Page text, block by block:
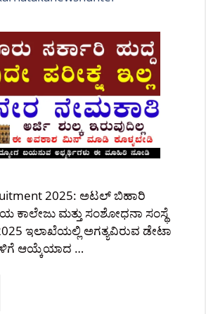
2025: ಅಟಲ್ ಬಿಹಾರಿ
ಕಾಲೇಜು ಮತ್ತು ಸಂಶೋಧನಾ ಸಂಸ್ಥೆ
ಇಲಾಖೆಯಲ್ಲಿ ಅಗತ್ಯವಿರುವ ಡೇಟಾ
ಆಯ್ಕೆಯಾದ …